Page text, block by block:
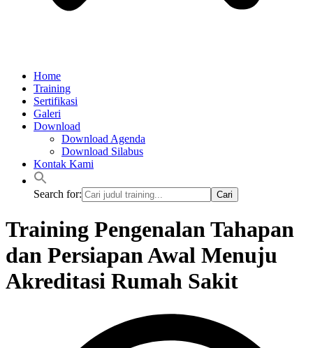
Home
Training
Sertifikasi
Galeri
Download
Download Agenda
Download Silabus
Kontak Kami
Search for:
Training Pengenalan Tahapan
dan Persiapan Awal Menuju
Akreditasi Rumah Sakit